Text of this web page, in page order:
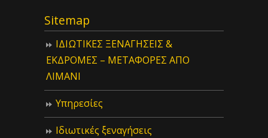
Sitemap
ΙΔIΩΤΙΚΕΣ ΞΕΝΑΓΗΣΕΙΣ &
ΕΚΔΡΟΜΕΣ – ΜΕΤΑΦΟΡΕΣ ΑΠΟ
ΛΙΜΑΝΙ
Υπηρεσίες
Ιδιωτικές ξεναγήσεις